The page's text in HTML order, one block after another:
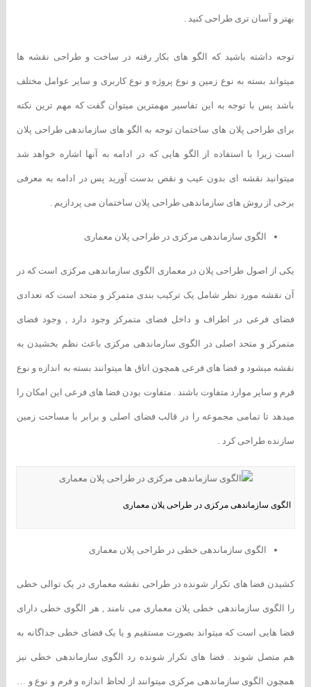
بهتر و آسان تری طراحی کنید .
توجه داشته باشید که الگو های بکار رفته در ساخت و طراحی نقشه ها
میتواند بسته به نوع زمین و نوع پروژه و نوع کاربری و سایر عوامل مختلف
باشد پس با توجه به این تفاسیر مهمترین میتوان گفت که مهم ترین نکته
برای طراحی پلان های ساختمان توجه به الگو های سازماندهی طراحی پلان
است زیرا با استفاده از الگو هایی که در ادامه به آنها اشاره خواهد شد
میتوانید نقشه ای بدون عیب و نقص بدست آورید پس در ادامه به معرفی
برخی از روش های سازماندهی طراحی پلان ساختمان می پردازیم .
الگوی سازماندهی مرکزی در طراحی پلان معماری
یکی از اصول طراحی پلان در معماری الگوی سازماندهی مرکزی است که در
آن نقشه مورد نظر شامل یک ترکیب بندی متمرکز و متحد است که تعدادی
فضای فرعی در اطراف و داخل فضای متمرکز وجود دارد , وجود فضای
متمرکز و متحد اصلی در الگوی سازماندهی مرکزی باعث نظم بخشیدن به
نقشه میشود و فضا های فرعی همچون اتاق ها میتوانند بسته به اندازه و نوع
فرم و سایر موارد متفاوت باشند . متفاوت بودن فضا های فرعی این امکان را
میدهد تا تمامی مجموعه را در قالب فضای اصلی و برابر با مساحت زمین
سازنده طراحی کرد .
الگوی سازماندهی مرکزی در طراحی پلان معماری
الگوی سازماندهی خطی در طراحی پلان معماری
کشیدن فضا های تکرار شونده در طراحی نقشه معماری در یک توالی خطی
را الگوی سازماندهی خطی پلان معماری می نامند , هر الگوی خطی دارای
فضا هایی است که میتواند بصورت مستقیم و یا یک فضای خطی جداگانه به
هم متصل شوند . فضا های تکرار شونده رد الگوی سازماندهی خطی نیز
همچون الگوی سازماندهی مرکزی میتوانند از لحاظ اندازه و فرم و نوع و …